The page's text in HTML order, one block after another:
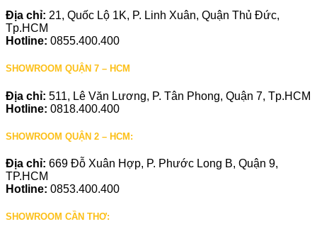
Địa chỉ: 21, Quốc Lộ 1K, P. Linh Xuân, Quận Thủ Đức,
Tp.HCM
Hotline: 0855.400.400
SHOWROOM QUẬN 7 – HCM
Địa chỉ: 511, Lê Văn Lương, P. Tân Phong, Quận 7, Tp.HCM
Hotline: 0818.400.400
SHOWROOM QUẬN 2 – HCM:
Địa chỉ: 669 Đỗ Xuân Hợp, P. Phước Long B, Quận 9,
TP.HCM
Hotline: 0853.400.400
SHOWROOM CẦN THƠ: